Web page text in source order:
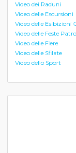
Video dei Raduni
Video delle Escursioni
Video delle Esibizioni
Video delle Feste
Video delle Fiere
Video delle Sfilate
Video dello Sport